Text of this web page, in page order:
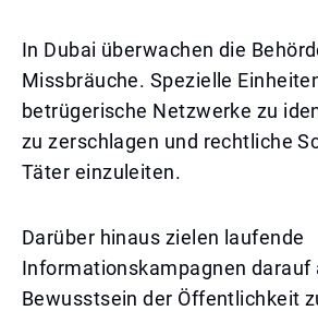
In Dubai überwachen die
Missbräuche. Spezielle
betrügerische Netzwerke zu
zu zerschlagen und rechtliche
Täter einzuleiten.
Darüber hinaus zielen laufende
Informationskampagnen darauf
Bewusstsein der Öffentlichkeit